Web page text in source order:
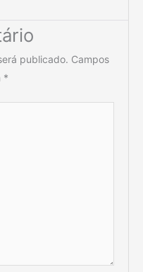
publicado. Campos
*